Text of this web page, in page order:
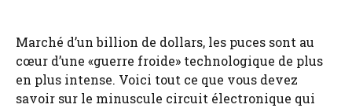
Marché d’un billion de dollars, les puces sont au
cœur d’une «guerre froide» technologique de plus
en plus intense. Voici tout ce que vous devez
savoir sur le minuscule circuit électronique qui